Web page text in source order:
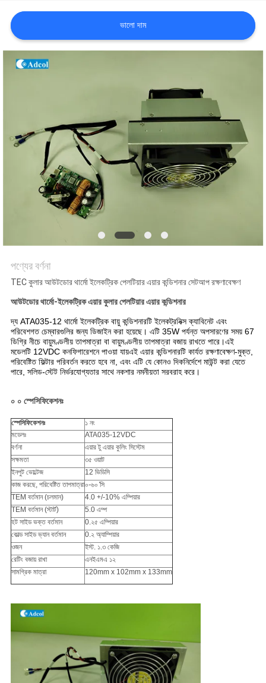
খবর
মামলা
PRIVACY
POLICY
ভালো দাম
পণ্যের বর্ণনা
TEC কুলার আউটডোর থার্মো ইলেকট্রিক পেলটিয়ার এয়ার কন্ডিশনার সেটআপ রক্ষণাবেক্ষণ
আউটডোর থার্মো-ইলেকট্রিক এয়ার কুলার পেলটিয়ার এয়ার কন্ডিশনার
দ্য ATA035-12 থার্মো ইলেকট্রিক বায়ু কন্ডিশনারটি ইলেকট্রনিক্স ক্যাবিনেট এবং
পরিবেশগত চেম্বারগুলির জন্য ডিজাইন করা হয়েছে। এটি 35W পর্যন্ত অপসারণের সময় 67
ডিগ্রি নীচে বায়ুমণ্ডলীয় তাপমাত্রা বা বায়ুমণ্ডলীয় তাপমাত্রা বজায় রাখতে পারে।এই
মডেলটি 12VDC কনফিগারেশনে পাওয়া যায়এই এয়ার কন্ডিশনারটি কার্যত রক্ষণাবেক্ষণ-মুক্ত,
পরিবেষ্টিত ফিল্টার পরিবর্তন করতে হবে না, এবং এটি যে কোনও দিকনির্দেশে মাউন্ট করা যেতে
পারে, সলিড-স্টেট নির্ভরযোগ্যতার সাথে নকশার নমনীয়তা সরবরাহ করে।
০ ০ স্পেসিফিকেশনঃ
স্পেসিফিকেশনঃ
১ নং
মডেলঃ
ATA035-12VDC
বর্ণনা
এয়ার টু এয়ার কুলিং সিস্টেম
সক্ষমতা
৩৫ ওয়াট
ইনপুট ভোল্টেজ
12 ভিডিসি
কাজ করছে, পরিবেষ্টিত তাপমাত্রা০-৬০ ̊সি
TEM বর্তমান (চলমান)
4.0 +/-10% এম্পিয়ার
TEM বর্তমান (স্টার্ট)
5.0 এম্প
হট সাইড ভক্ত বর্তমান
0.২৫ এম্পিয়ার
কোল্ড সাইড ভ্যান বর্তমান
0.২ অ্যাম্পিয়ার
ওজন
ইস্ট. ১.৩ কেজি
রেটিং বজায় রাখা
এনইএমএ ১২
সামগ্রিক মাত্রা
120mm x 102mm x 133mm